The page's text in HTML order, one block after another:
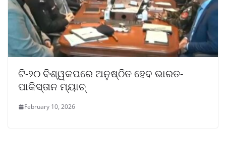
ଟି-୨୦ ବିଶ୍ୱକପରେ ଅନୁଷ୍ଠିତ ହେବ ଭାରତ-
ପାକିସ୍ତାନ ମ୍ୟାଚ୍‌
February 10, 2026